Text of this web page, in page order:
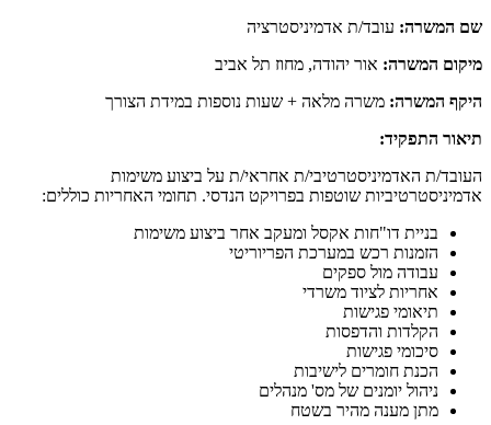
שם המשרה: עובד/ת אדמיניסטרציה
מיקום המשרה: אור יהודה, מחוז תל אביב
היקף המשרה: משרה מלאה + שעות נוספות במידת הצורך
תיאור התפקיד:
העובד/ת האדמיניסטרטיבי/ת אחראי/ת על ביצוע משימות
אדמיניסטרטיביות שוטפות בפרויקט הנדסי. תחומי האחריות כוללים:
בניית דו"חות אקסל ומעקב אחר ביצוע משימות
הזמנות רכש במערכת הפריוריטי
עבודה מול ספקים
אחריות לציוד משרדי
תיאומי פגישות
הקלדות והדפסות
סיכומי פגישות
הכנת חומרים לישיבות
ניהול יומנים של מס' מנהלים
מתן מענה מהיר בשטח